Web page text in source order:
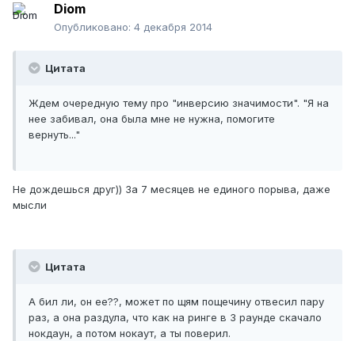
Diom
Опубликовано: 4 декабря 2014
Цитата
Ждем очередную тему про "инверсию значимости". "Я на
нее забивал, она была мне не нужна, помогите
вернуть..."
Не дождешься друг)) За 7 месяцев не единого порыва, даже
мысли
Цитата
А бил ли, он ее??, может по щям пощечину отвесил пару
раз, а она раздула, что как на ринге в 3 раунде скачало
нокдаун, а потом нокаут, а ты поверил.